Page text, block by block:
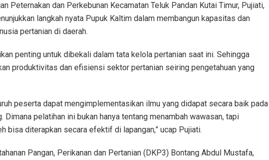
Peternakan dan Perkebunan Kecamatan Teluk Pandan Kutai Timur, Pujiati,
langkah nyata Pupuk Kaltim dalam membangun kapasitas dan
pertanian di daerah.
penting untuk dibekali dalam tata kelola pertanian saat ini. Sehingga
produktivitas dan efisiensi sektor pertanian seiring pengetahuan yang
peserta dapat mengimplementasikan ilmu yang didapat secara baik pada
Dimana pelatihan ini bukan hanya tentang menambah wawasan, tapi
bisa diterapkan secara efektif di lapangan,” ucap Pujiati.
Pangan, Perikanan dan Pertanian (DKP3) Bontang Abdul Mustafa,